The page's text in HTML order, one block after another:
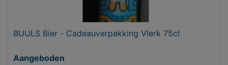
BUULS Bier - Cadeauverpakking Vlerk 75cl
Aangeboden